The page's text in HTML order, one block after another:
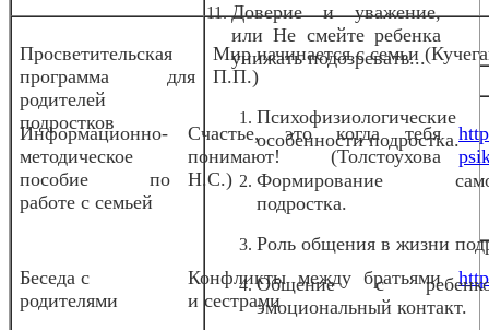
Доверие и уважение,
или Не смейте ребенка
унижать подозревать...
Информационно-
методическое
пособие по
работе с семьей
Счастье, это когда тебя
понимают! (Толстоухова
Н.С.)
Беседа с
родителями
Конфликты между братьями
и сестрами
Просветительская
программа для
родителей
подростков
Мир начинается с семьи
П.П.)
Психофизиологические
особенности подростка.
Формирование
подростка.
Роль общения в жизни
Общение с
эмоциональный контакт.